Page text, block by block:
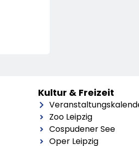
Kultur & Freizeit
Zoo Leipzig
Cospudener See
Oper Leipzig